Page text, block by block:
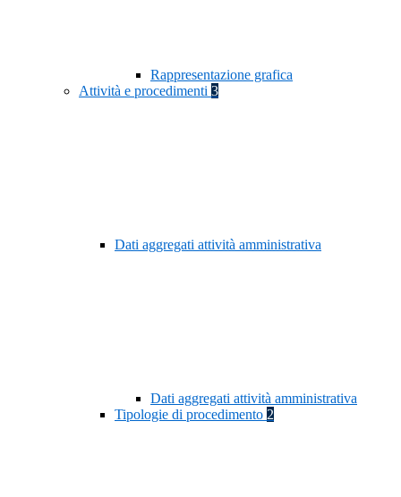
Rappresentazione grafica
Attività e procedimenti 3
Dati aggregati attività amministrativa
Dati aggregati attività amministrativa
Tipologie di procedimento 2